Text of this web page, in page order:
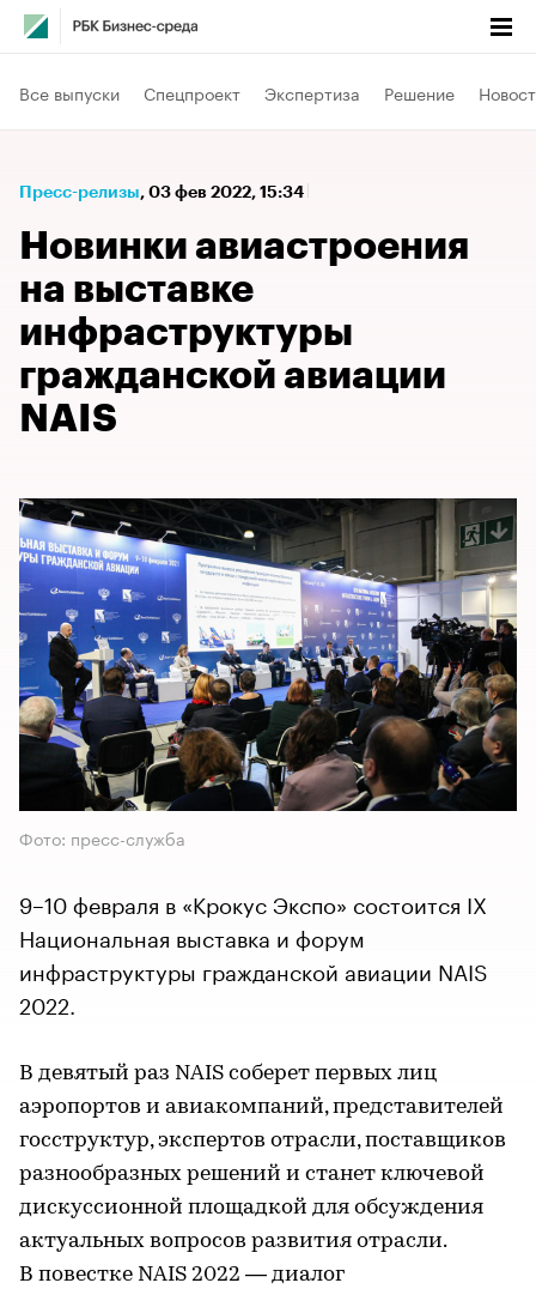
Все выпуски Спецпроект Экспертиза Решение
Пресс-релизы⁠, 03 фев 2022, 15:34
Новинки авиастроения
на выставке
инфраструктуры
гражданской авиации
NAIS
Фото: пресс-служба
9–10 февраля в «Крокус Экспо» состоится IX
Национальная выставка и форум
инфраструктуры гражданской авиации NAIS
2022.
В девятый раз NAIS соберет первых лиц
аэропортов и авиакомпаний, представителей
госструктур, экспертов отрасли, поставщиков
разнообразных решений и станет ключевой
дискуссионной площадкой для обсуждения
актуальных вопросов развития отрасли.
В повестке NAIS 2022 — диалог